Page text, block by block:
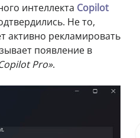
интеллекта Copilot
Не то,
активно рекламировать
появление в
Pro».